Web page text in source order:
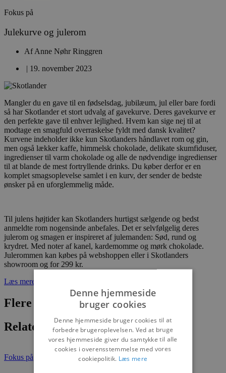
Fokus på
Julekurve og julerom
AfAnne Nøhr Ringgren
| 19. november 2023
Mangler du en gave til en fødselsdag, jubilæum, jul eller bare fordi
så har Skotlander et stort udvalg af gavekurve. Deres gavekurve er
den perfekte gave til enhver lejlighed. Hvem kan sige nej til at
modtage en smagfuld overraskelse fyldt med dansk kvalitet?
Kurvene indeholder ikke kun Skotlanders håndlavet rom og gin,
men også lækker kaffe, himmelsk chokolade, delikate skumfiduser,
ingredienser til varm chokolade og alle de nødvendige ingredienser
til at blande de mest fortryllende drinks. Du køber derfor er en
komplet smagsoplevelse samlet i en kurv, der sender de bedste
ønsker på en uforglemmelig måde.
Til julens højtider kan Skotlanders hurtigst sælgende og bedst
anmeldte rom nogensinde anbefales. Det er selvfølgelig deres
julerom og smagen er inspireret af julemanden: Sød, rund og
krydret. Med noter af kanel, kardemomme og mørk chokolade.
Julerommen kan købes på webshoppen eller i Skotlanders
showroom og for 299 kr.
Læs mere
Flere nyheder
Relaterede artikler
Fokus på
Denne hjemmeside
bruger cookies
Denne hjemmeside bruger cookies til at
forbedre brugeroplevelsen. Ved at bruge
vores hjemmeside giver du samtykke til alle
cookies i overensstemmelse med vores
cookiepolitik. Læs mere